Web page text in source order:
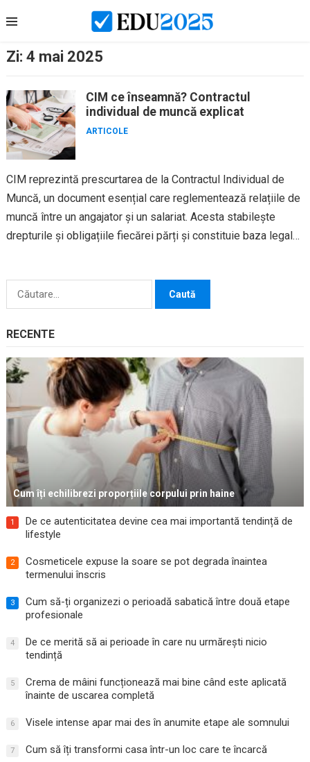
to
Zi: 4 mai 2025
CIM ce înseamnă? Contractul
individual de muncă explicat
ARTICOLE
CIM reprezintă prescurtarea de la Contractul Individual de
Muncă, un document esențial care reglementează relațiile de
muncă între un angajator și un salariat. Acesta stabilește
drepturile și obligațiile fiecărei părți și constituie baza legală
Caută
RECENTE
Cum îți echilibrezi proporțiile corpului prin haine
1
De ce autenticitatea devine cea mai importantă tendință de
lifestyle
2
Cosmeticele expuse la soare se pot degrada înaintea
termenului înscris
3
Cum să-ți organizezi o perioadă sabatică între două etape
profesionale
4
De ce merită să ai perioade în care nu urmărești nicio
tendință
5
Crema de mâini funcționează mai bine când este aplicată
înainte de uscarea completă
6 Visele intense apar mai des în anumite etape ale somnului
7 Cum să îți transformi casa într-un loc care te încarcă